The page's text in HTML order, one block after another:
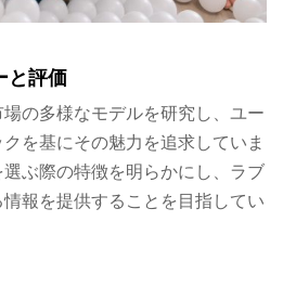
と評価
の多様なモデルを研究し、ユー
を基にその魅力を追求していま
ぶ際の特徴を明らかにし、ラブ
報を提供することを目指してい